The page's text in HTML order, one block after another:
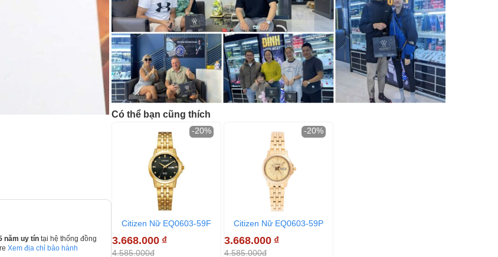
năm uy tín tại hệ thống đồng
Xem địa chỉ bảo hành
Có thể bạn cũng thích
Citizen Nữ EQ0603-59F
3.668.000 ₫
4.585.000đ
-20%
Citizen Nữ EQ0603-59P
3.668.000 ₫
4.585.000đ
-20%